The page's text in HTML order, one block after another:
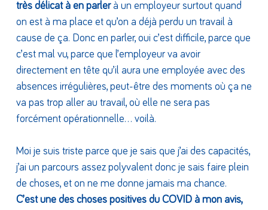
très délicat à en parlerà un employeur surtout quand
on est à ma place et qu’on a déjà perdu un travail à
cause de ça. Donc en parler, oui c’est difficile, parce que
c’est mal vu, parce que l’employeur va avoir
directement en tête qu’il aura une employée avec des
absences irrégulières, peut-être des moments où ça ne
va pas trop aller au travail, où elle ne sera pas
forcément opérationnelle… voilà.
Moi je suis triste parce que je sais que j’ai des capacités,
j’ai un parcours assez polyvalent donc je sais faire plein
de choses, et on ne me donne jamais ma chance.
C’est une des choses positives du COVID à mon avis,